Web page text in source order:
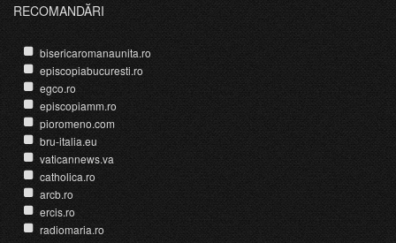
RECOMANDĂRI
bisericaromanaunita.ro
episcopiabucuresti.ro
egco.ro
episcopiamm.ro
pioromeno.com
bru-italia.eu
vaticannews.va
catholica.ro
arcb.ro
ercis.ro
radiomaria.ro